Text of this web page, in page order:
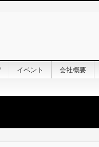
イベント 会社概要